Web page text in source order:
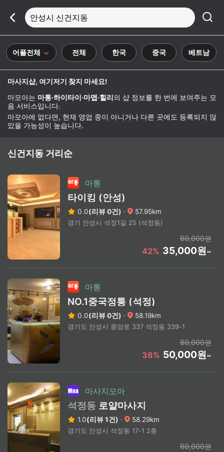
안성시 신건지동
어플전체 전체 한국 중국 베트남
마사지샵, 여기저기 찾지 마세요!
마모아는 마통·하이타이·마맵·힐리 의 샵 정보를 한 번에 보여주는 모
음 서비스입니다.
마모아에 없다면, 현재 영업 중이 아니거나 다른 곳에도 등록되지 않
았을 가능성이 높습니다.
신건지동 거리순
마통
타이킹 (안성)
0.0(리뷰 0건) · 57.95km
경기 안성시 석정1길 25 (석정동)
60,000원
42% 35,000원~
마통
NO.1중국정통 (석정)
0.0(리뷰 0건) · 58.19km
경기도 안성시 중앙로 337 석정동 339-1
80,000원
38% 50,000원~
마사지모아
석정동 로얄마사지
1.0(리뷰 1건) · 58.29km
경기도 안성시 석정동 17-1 2층
60,000원